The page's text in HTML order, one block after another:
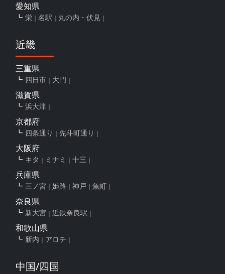
愛知県
栄 名駅 丸の内・伏見
近畿
三重県
四日市 大門
滋賀県
浜大津
京都府
四条通り 先斗町通り
大阪府
キタ ミナミ 十三
兵庫県
三ノ宮 姫路 神戸 魚町
奈良県
新大宮 近鉄奈良駅
和歌山県
新内 アロチ
中国/四国